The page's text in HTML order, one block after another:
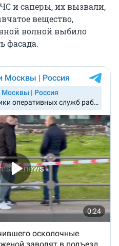
и саперы, их вызвали,
вещество,
волной выбило
фасада.